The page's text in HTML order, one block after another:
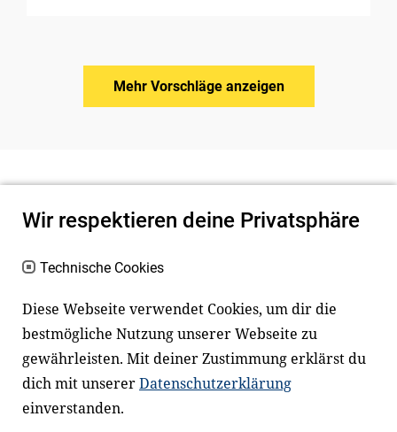
Mehr Vorschläge anzeigen
Newsletter
Facebook LinkedIn
Wir respektieren deine Privatsphäre
Technische Cookies
Diese Webseite verwendet Cookies, um dir die
bestmögliche Nutzung unserer Webseite zu
gewährleisten. Mit deiner Zustimmung erklärst du
dich mit unsererDatenschutzerklärung
einverstanden.